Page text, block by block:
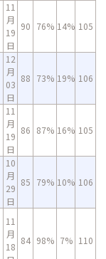
11
月
19
日
90 76% 14% 105
12
月
03
日
88 73% 19% 106
11
月
19
日
86 87% 16% 105
10
月
29
日
85 79% 10% 106
11
月
18
84 98% 7% 110